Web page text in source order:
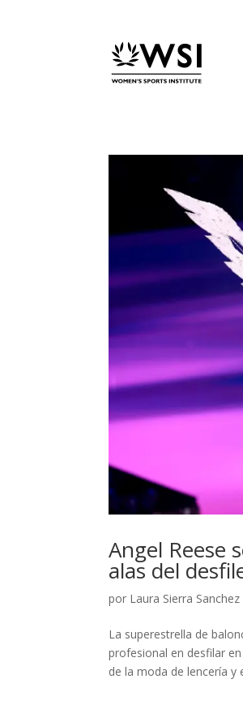
Angel Reese
alas del
por Laura Sierra Sanchez
La superestrella de
profesional en desfilar
de la moda de lencería y